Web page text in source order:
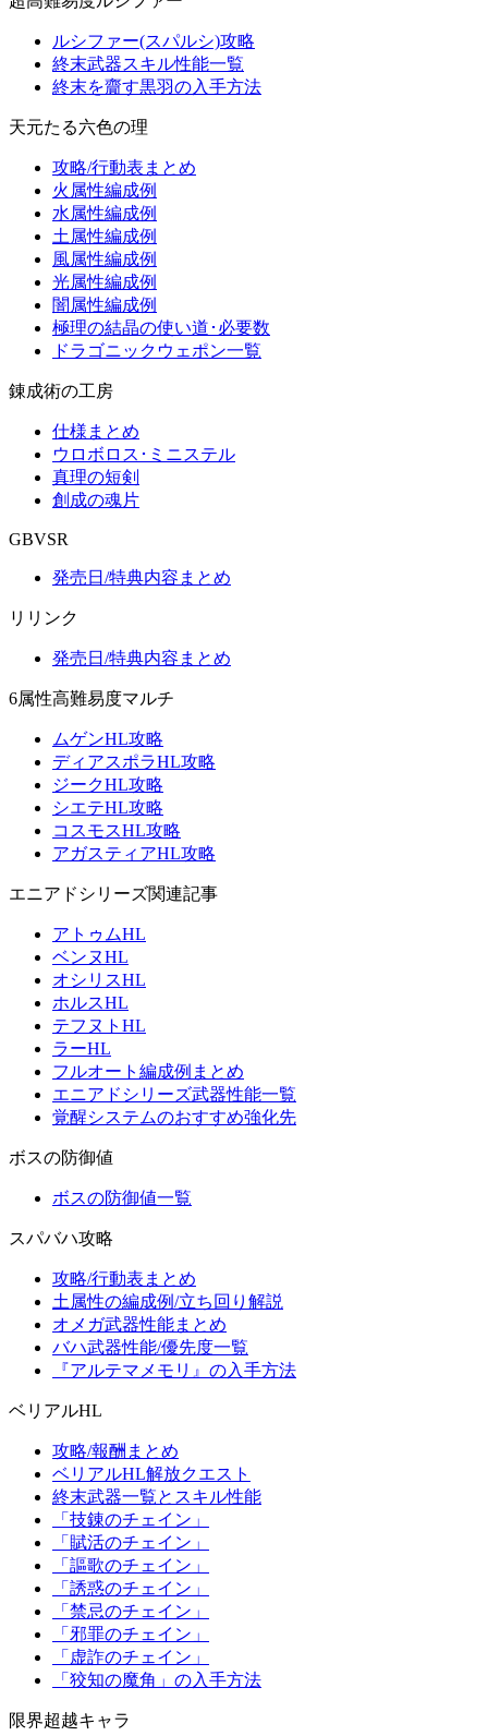
ルシファー(スパルシ)攻略
終末武器スキル性能一覧
終末を齎す黒羽の入手方法
天元たる六色の理
攻略/行動表まとめ
火属性編成例
水属性編成例
土属性編成例
風属性編成例
光属性編成例
闇属性編成例
極理の結晶の使い道･必要数
ドラゴニックウェポン一覧
錬成術の工房
仕様まとめ
ウロボロス･ミニステル
真理の短剣
創成の魂片
GBVSR
発売日/特典内容まとめ
リリンク
発売日/特典内容まとめ
6属性高難易度マルチ
ムゲンHL攻略
ディアスポラHL攻略
ジークHL攻略
シエテHL攻略
コスモスHL攻略
アガスティアHL攻略
エニアドシリーズ関連記事
アトゥムHL
ベンヌHL
オシリスHL
ホルスHL
テフヌトHL
ラーHL
フルオート編成例まとめ
エニアドシリーズ武器性能一覧
覚醒システムのおすすめ強化先
ボスの防御値
ボスの防御値一覧
スパバハ攻略
攻略/行動表まとめ
土属性の編成例/立ち回り解説
オメガ武器性能まとめ
バハ武器性能/優先度一覧
『アルテマメモリ』の入手方法
ベリアルHL
攻略/報酬まとめ
ベリアルHL解放クエスト
終末武器一覧とスキル性能
「技錬のチェイン」
「賦活のチェイン」
「謳歌のチェイン」
「誘惑のチェイン」
「禁忌のチェイン」
「邪罪のチェイン」
「虚詐のチェイン」
「狡知の魔角」の入手方法
限界超越キャラ